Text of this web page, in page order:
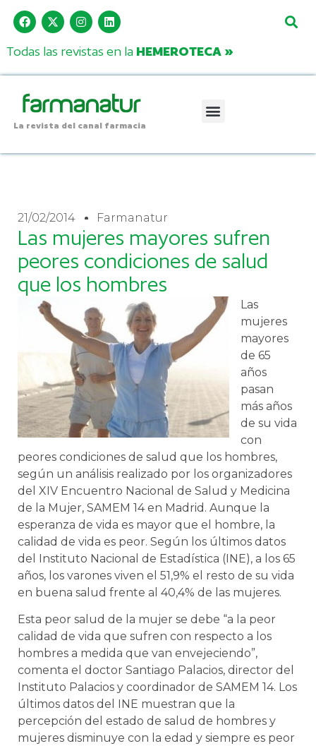
Todas las revistas en la HEMEROTECA »
La revista del canal farmacia
21/02/2014 Farmanatur
Las mujeres mayores sufren
peores condiciones de salud
que los hombres
Las
mujeres
mayores
de 65
años
pasan
más años
de su vida
con
peores condiciones de salud que los hombres,
según un análisis realizado por los organizadores
del XIV Encuentro Nacional de Salud y Medicina
de la Mujer, SAMEM 14 en Madrid. Aunque la
esperanza de vida es mayor que el hombre, la
calidad de vida es peor. Según los últimos datos
del Instituto Nacional de Estadística (INE), a los 65
años, los varones viven el 51,9% el resto de su vida
en buena salud frente al 40,4% de las mujeres.
Esta peor salud de la mujer se debe “a la peor
calidad de vida que sufren con respecto a los
hombres a medida que van envejeciendo”,
comenta el doctor Santiago Palacios, director del
Instituto Palacios y coordinador de SAMEM 14. Los
últimos datos del INE muestran que la
percepción del estado de salud de hombres y
mujeres disminuye con la edad y siempre es peor